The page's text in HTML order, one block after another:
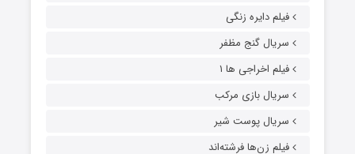
فیلم دایره زنگی
سریال گنج مظفر
فیلم اخراجی ها ۱
سریال بازی مرکب
سریال پوست شیر
فیلم زن‌ها فرشته‌اند